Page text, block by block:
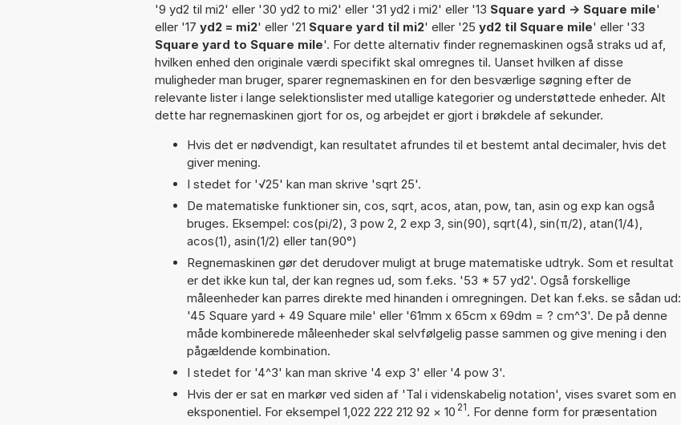
'9 yd2 til mi2' eller '30 yd2 to mi2' eller '31 yd2 i mi2' eller '13 Square yard -> Square mile'
eller '17 yd2 = mi2' eller '21 Square yard til mi2' eller '25 yd2 til Square mile' eller '33
Square yard to Square mile'. For dette alternativ finder regnemaskinen også straks ud af,
hvilken enhed den originale værdi specifikt skal omregnes til. Uanset hvilken af disse
muligheder man bruger, sparer regnemaskinen en for den besværlige søgning efter de
relevante lister i lange selektionslister med utallige kategorier og understøttede enheder. Alt
dette har regnemaskinen gjort for os, og arbejdet er gjort i brøkdele af sekunder.
Hvis det er nødvendigt, kan resultatet afrundes til et bestemt antal decimaler, hvis det
giver mening.
I stedet for '√25' kan man skrive 'sqrt 25'.
De matematiske funktioner sin, cos, sqrt, acos, atan, pow, tan, asin og exp kan også
bruges. Eksempel: cos(pi/2), 3 pow 2, 2 exp 3, sin(90), sqrt(4), sin(π/2), atan(1/4),
acos(1), asin(1/2) eller tan(90°)
Regnemaskinen gør det derudover muligt at bruge matematiske udtryk. Som et resultat
er det ikke kun tal, der kan regnes ud, som f.eks. '53 * 57 yd2'. Også forskellige
måleenheder kan parres direkte med hinanden i omregningen. Det kan f.eks. se sådan ud:
'45 Square yard + 49 Square mile' eller '61mm x 65cm x 69dm = ? cm^3'. De på denne
måde kombinerede måleenheder skal selvfølgelig passe sammen og give mening i den
pågældende kombination.
I stedet for '4^3' kan man skrive '4 exp 3' eller '4 pow 3'.
Hvis der er sat en markør ved siden af 'Tal i videnskabelig notation', vises svaret som en
eksponentiel. For eksempel 1,022 222 212 92 × 10 21. For denne form for præsentation